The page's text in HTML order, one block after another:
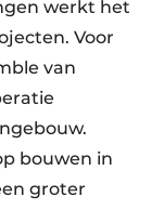
werkt het
Voor
van
bouwen in
groter